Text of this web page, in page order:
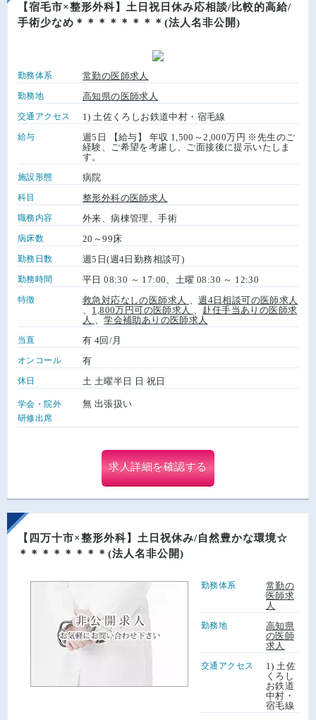
【宿毛市×整形外科】土日祝日休み応相談/比較的高給/
手術少なめ＊＊＊＊＊＊＊＊(法人名非公開)
勤務体系 常勤の医師求人
勤務地 高知県の医師求人
交通アクセス 1) 土佐くろしお鉄道中村・宿毛線
給与
週5日 【給与】 年収 1,500～2,000万円 ※先生のご
経験、ご希望を考慮し、ご面接後に提示いたしま
す。
施設形態 病院
科目 整形外科の医師求人
職務内容 外来、病棟管理、手術
病床数 20～99床
勤務日数 週5日(週4日勤務相談可)
勤務時間 平日 08:30 ～ 17:00、土曜 08:30 ～ 12:30
特徴 救急対応なしの医師求人 、週4日相談可の医師求人
1,800万円可の医師求人
赴任手当ありの医師求
人
、学会補助ありの医師求人
当直 有 4回/月
オンコール 有
休日 土 土曜半日 日 祝日
学会・院外
研修出席
無 出張扱い
求人詳細を確認する
【四万十市×整形外科】土日祝休み/自然豊かな環境☆
＊＊＊＊＊＊＊＊(法人名非公開)
勤務体系
常勤の
医師求
人
勤務地
高知県
の医師
求人
交通アクセス
1) 土佐
くろし
お鉄道
中村・
宿毛線